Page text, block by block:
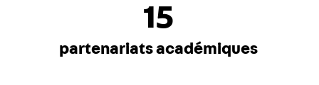
15
partenariats académiques